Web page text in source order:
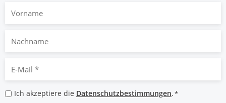
Vorname
Nachname
Mail
*
Datenschutzbestimmungen
Ich akzeptiere die Datenschutzbestimmungen.*